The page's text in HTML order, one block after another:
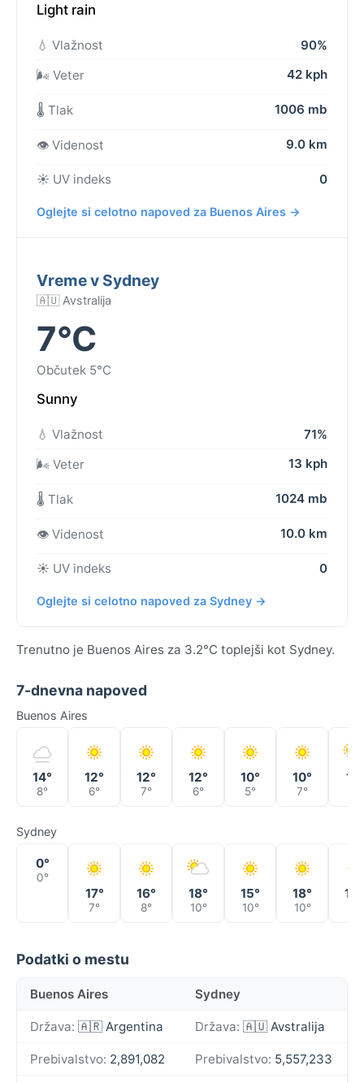
Light rain
💧 Vlažnost
90%
🌬️ Veter
42 kph
🌡️ Tlak 1006 mb
👁️ Videnost 9.0 km
☀️ UV indeks 0
Oglejte si celotno napoved za Buenos Aires →
Vreme v Sydney
🇦🇺 Avstralija
7°C
Občutek 5°C
Sunny
💧 Vlažnost
71%
🌬️ Veter
13 kph
🌡️ Tlak 1024 mb
👁️ Videnost 10.0 km
☀️ UV indeks 0
Oglejte si celotno napoved za Sydney →
Trenutno je Buenos Aires za 3.2°C toplejši kot Sydney.
7-dnevna napoved
Buenos Aires
14°
8°
12°
6°
12°
7°
12°
6°
10°
5°
10°
7°
11°
Sydney
0°
0°
17°
7°
16°
8°
18°
10°
15°
10°
18°
10°
13°
Podatki o mestu
Buenos Aires Sydney
Država: 🇦🇷 Argentina Država: 🇦🇺 Avstralija
Prebivalstvo: 2,891,082 Prebivalstvo: 5,557,233